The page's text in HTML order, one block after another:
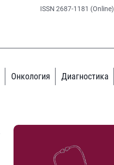
ISSN 2687-1181 (Online)
Онкология Диагностика